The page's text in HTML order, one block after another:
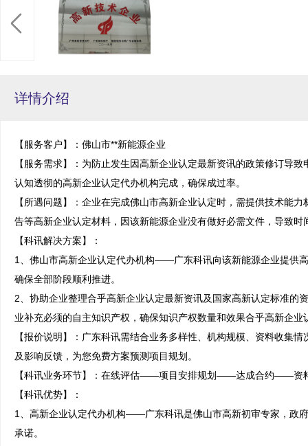
详情介绍
【服务客户】：佛山市**新能源企业
【服务需求】：为防止发生因高新企业认定最新资讯的政策修订导
认知透彻的高新企业认定代办机构完成，确保成过率。
【所遇问题】：企业在完成佛山市高新企业认定时，需提供技术能
告等高新企业认定材料，因该新能源企业没有做好必需文件，导致时
【科讯解决方案】：
1、佛山市高新企业认定代办机构——广东科讯向该新能源企业提供
确保全部阶段顺利推进。
2、协助企业整理合乎高新企业认定最新资讯及国家高新认定标准的
业补充必须的自主知识产权，确保知识产权数量和效果合乎高新企业
【报价说明】：广东科讯需结合业务多样性、机构规模、资料收集
及影响反馈，为您免费方案预测项目规划。
【科讯业务环节】：在线评估——项目安排规划——达成合约——
【科讯优势】：
1、高新企业认定代办机构——广东科讯是佛山市高新初审专家，政
承诺。